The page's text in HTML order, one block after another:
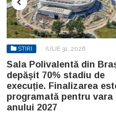
STIRI IULIE 31, 2026
Sala Polivalentă din
depășit 70% stadiu de
execuție. Finalizarea
programată pentru vara
anului 2027